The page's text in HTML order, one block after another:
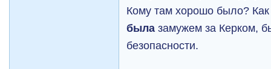
Кому там хорошо было?
былазамужем за Керком,
безопасности.